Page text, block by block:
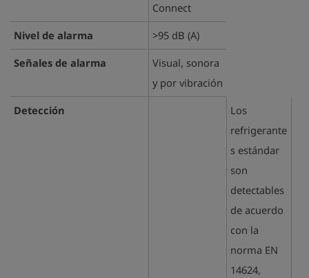
Connect
Nivel de alarma
>95 dB (A)
Señales de alarma
Visual, sonora
y por vibración
Detección
Los
refrigerante
s estándar
son
detectables
de acuerdo
con la
norma EN
14624,